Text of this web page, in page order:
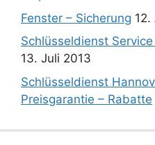
Fenster – Sicherung
Schlüsseldienst
13. Juli 2013
Schlüsseldienst
Preisgarantie – Rabatte